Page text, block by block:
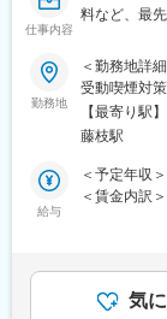
・個人での
■業務の魅力
お客様の「
献性・やり
負担軽減・
■想定され
地域に根ざ
仕事内容
料など、最
■職務内容：
次世代ディ
料等の高機
ロセス開発を
＜具体的な
◎有機合成
高分子化学
する技術者
勤務地
＜勤務地詳
受動喫煙対
【最寄り駅】
藤枝駅
給与
＜予定年収
＜賃金内訳
目安の金額
給(月額)は
気